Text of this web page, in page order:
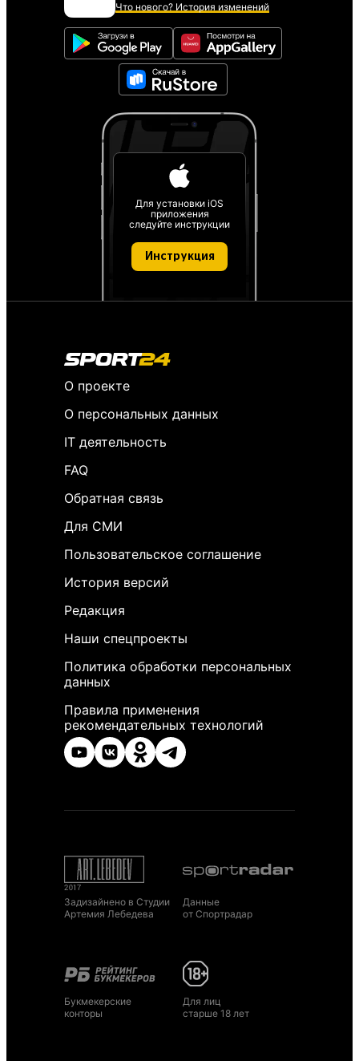
Что нового? История изменений
Для установки iOS
приложения
следуйте инструкции
Инструкция
О проекте
О персональных данных
IT деятельность
FAQ
Обратная связь
Для СМИ
Пользовательское соглашение
История версий
Редакция
Наши спецпроекты
Политика обработки персональных
данных
Правила применения
рекомендательных технологий
Задизайнено в Студии
Артемия Лебедева
Данные
от Спортрадар
Букмекерские
конторы
Для лиц
старше 18 лет